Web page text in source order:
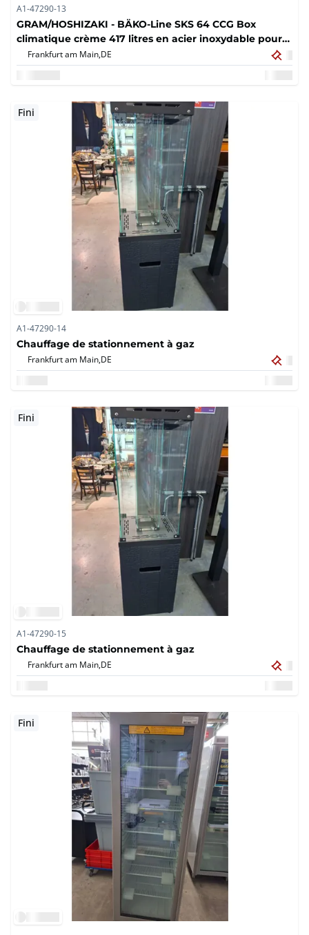
A1-47290-13
GRAM/HOSHIZAKI - BÄKO-Line SKS 64 CCG Box
climatique crème 417 litres en acier inoxydable pour
plateaux de 600 x 400 mm
Frankfurt am Main,DE
Fini
A1-47290-14
Chauffage de stationnement à gaz
Frankfurt am Main,DE
Fini
A1-47290-15
Chauffage de stationnement à gaz
Frankfurt am Main,DE
Fini